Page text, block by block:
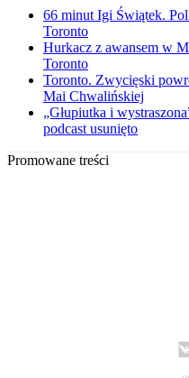
66 minut Igi Świątek.
Toronto
Hurkacz z awansem w
Toronto
Toronto. Zwycięski
Mai Chwalińskiej
„Głupiutka i
podcast usunięto
Promowane treści